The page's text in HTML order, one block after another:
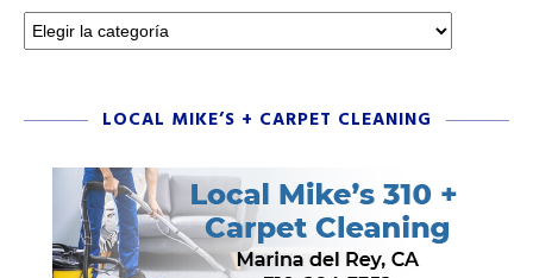
LOCAL MIKE’S + CARPET CLEANING